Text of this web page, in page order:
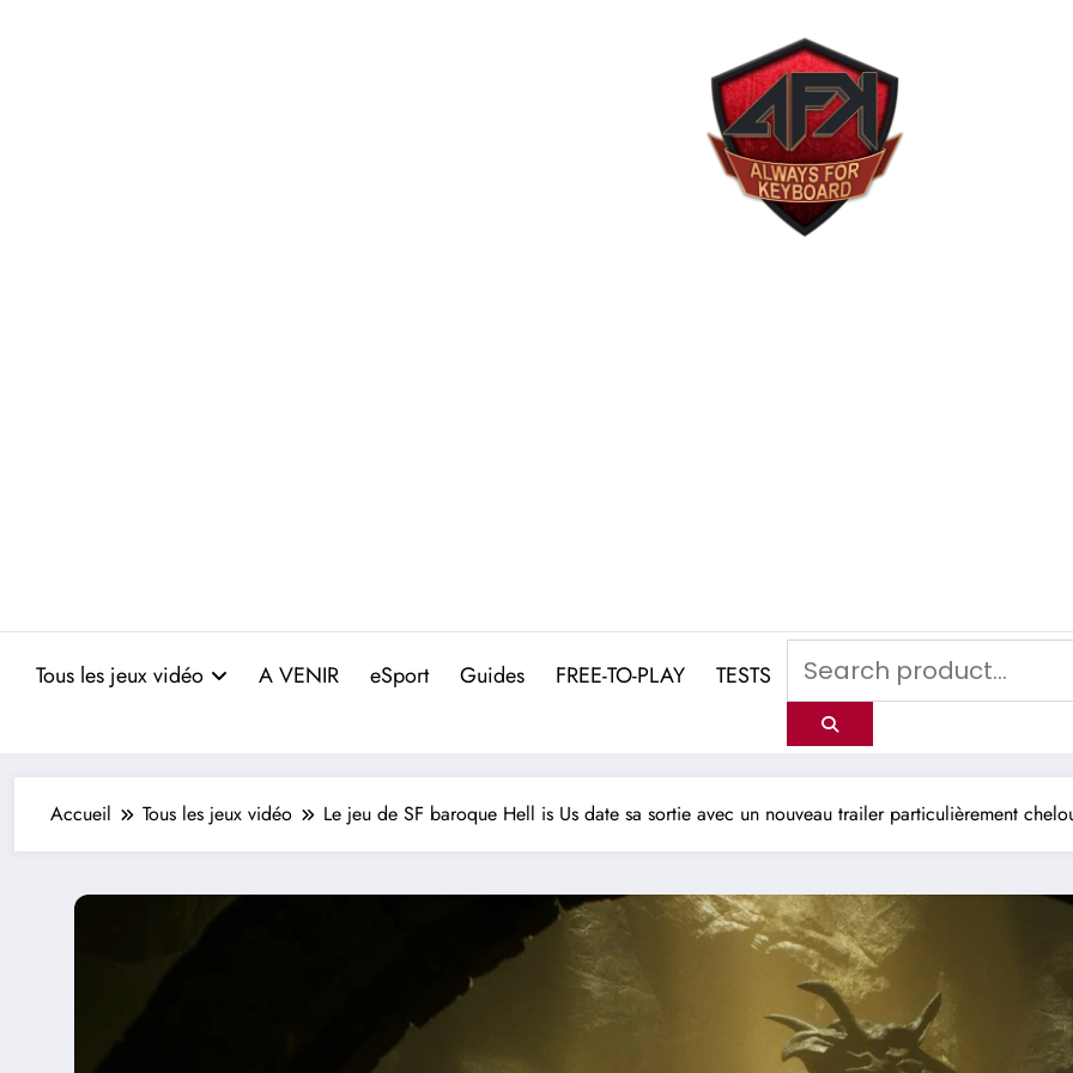
Tous les jeux vidéo A VENIR eSport Guides FREE-TO-PLAY TESTS
Accueil Tous les jeux vidéo Le jeu de SF baroque Hell is Us date sa sortie avec un nouveau trailer particulièrement